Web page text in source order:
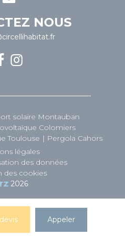
Appeler
NOUS
solaire Montauban
Colomiers
Toulouse
Pergola Cahors
légales
des données
des cookies
2026